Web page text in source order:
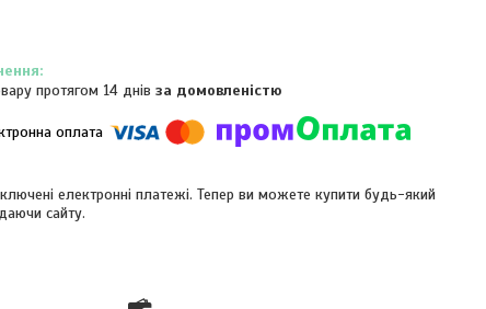
протягом 14 днів за домовленістю
електронні платежі. Тепер ви можете купити будь-який
сайту.